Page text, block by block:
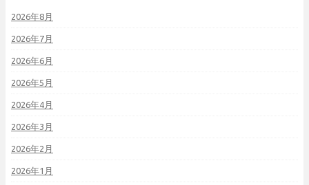
2026年8月
2026年7月
2026年6月
2026年5月
2026年4月
2026年3月
2026年2月
2026年1月